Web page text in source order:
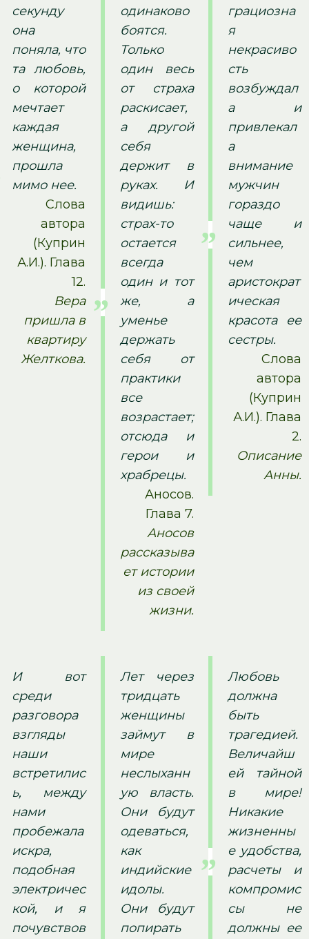
секунду
она
поняла, что
та любовь,
о которой
мечтает
каждая
женщина,
прошла
мимо нее.
Слова
автора
(Куприн
А.И.). Глава
12.
Вера
пришла в
квартиру
Желткова.
одинаково
боятся.
Только
один весь
от страха
раскисает,
а другой
себя
держит в
руках. И
видишь:
страх-то
остается
всегда
один и тот
же, а
уменье
держать
себя от
практики
все
возрастает;
отсюда и
герои и
храбрецы.
Аносов.
Глава 7.
Аносов
рассказыва
ет истории
из своей
жизни.
грациозна
я
некрасиво
сть
возбуждал
а и
привлекал
а
внимание
мужчин
гораздо
чаще и
сильнее,
чем
аристократ
ическая
красота ее
сестры.
Слова
автора
(Куприн
А.И.). Глава
2.
Описание
Анны.
И вот
среди
разговора
взгляды
наши
встретилис
ь, между
нами
пробежала
искра,
подобная
электричес
кой, и я
почувствов
Лет через
тридцать
женщины
займут в
мире
неслыханн
ую власть.
Они будут
одеваться,
как
индийские
идолы.
Они будут
попирать
Любовь
должна
быть
трагедией.
Величайш
ей тайной
в мире!
Никакие
жизненны
е удобства,
расчеты и
компромис
сы не
должны ее